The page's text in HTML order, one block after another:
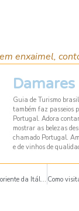
enxaimel,
Guia de Turismo
também faz passeios
Portugal. Adora
mostrar as belezas
chamado Portugal.
e de vinhos de
Otranto: a porta do oriente da Itália